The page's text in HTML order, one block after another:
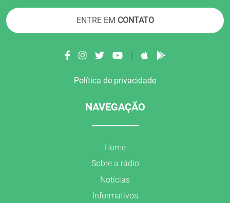
ENTRE EM CONTATO
Política de privacidade
NAVEGAÇÃO
Home
Sobre a rádio
Notícias
Informativos